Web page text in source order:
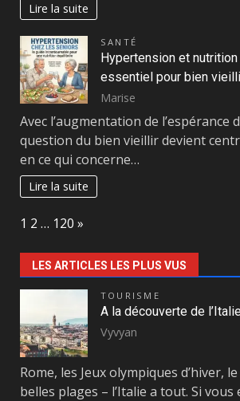
Lire la suite
SANTÉ
Hypertension et
essentiel pour bien
Marise
Avec l’augmentation de l’espérance
question du bien vieillir devient
en ce qui concerne…
Lire la suite
Page:
1 2 … 120 Next
»
LES ARTICLES LES PLUS VUS
TOURISME
A la découverte de
Vyvyan
Rome, les Jeux olympiques d’hiver,
belles plages – l’Italie a tout. Si vous